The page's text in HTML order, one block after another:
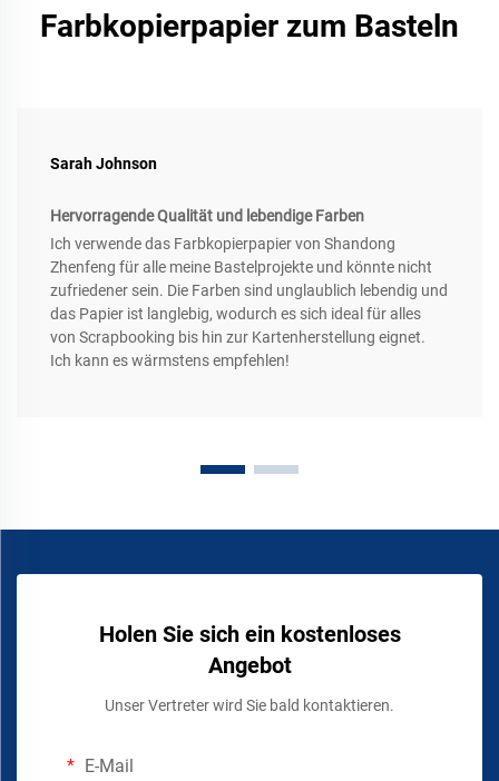
Farbkopierpapier zum Basteln
Sarah Johnson
Hervorragende Qualität und lebendige Farben
Ich verwende das Farbkopierpapier von Shandong
Zhenfeng für alle meine Bastelprojekte und könnte nicht
zufriedener sein. Die Farben sind unglaublich lebendig und
das Papier ist langlebig, wodurch es sich ideal für alles
von Scrapbooking bis hin zur Kartenherstellung eignet.
Ich kann es wärmstens empfehlen!
Holen Sie sich ein kostenloses
Angebot
Unser Vertreter wird Sie bald kontaktieren.
E-Mail